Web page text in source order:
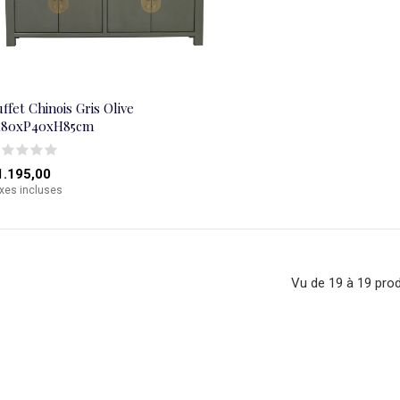
Chinois Gris Olive
incluses
Vu de 19 à 19